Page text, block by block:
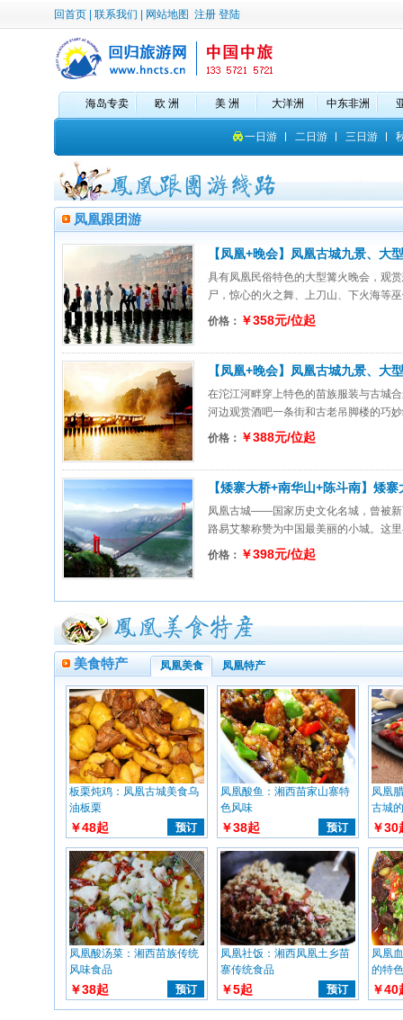
回首页 联系我们 网站地图 注册 登陆
海岛专卖 欧 洲 美 洲 大洋洲 中东非洲
一日游 二日游 三日游
凤凰跟团游
【凤凰+晚会】凤凰古城九景、大
日游
具有凤凰民俗特色的大型篝火晚会，观
尸，惊心的火之舞、上刀山、下火海等
价格： ￥358元/位起
【凤凰+晚会】凤凰古城九景、大
日游
在沱江河畔穿上特色的苗族服装与古城
河边观赏酒吧一条街和古老吊脚楼的巧
价格： ￥388元/位起
【矮寨大桥+南华山+陈斗南】矮
下游泛舟/陈斗南二日游
凤凰古城――国家历史文化名城，曾被
路易艾黎称赞为中国最美丽的小城。这
价格： ￥398元/位起
美食特产 凤凰美食 凤凰特产
板栗炖鸡：凤凰古城美食乌
油板栗
￥48起 预订
凤凰酸鱼：湘西苗家山寨特
色风味
￥38起 预订
凤凰
古城
￥30
凤凰酸汤菜：湘西苗族传统
风味食品
￥38起 预订
凤凰社饭：湘西凤凰土乡苗
寨传统食品
￥5起 预订
凤凰
的特
￥40